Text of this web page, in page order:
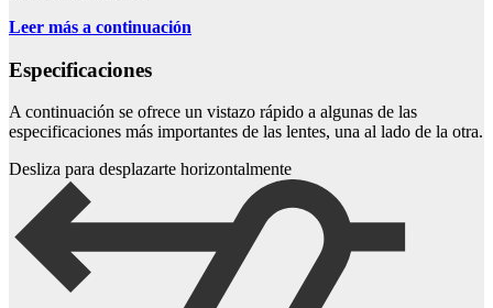
Leer más a continuación
Especificaciones
A continuación se ofrece un vistazo rápido a algunas de las
especificaciones más importantes de las lentes, una al lado de la otra.
Desliza para desplazarte horizontalmente